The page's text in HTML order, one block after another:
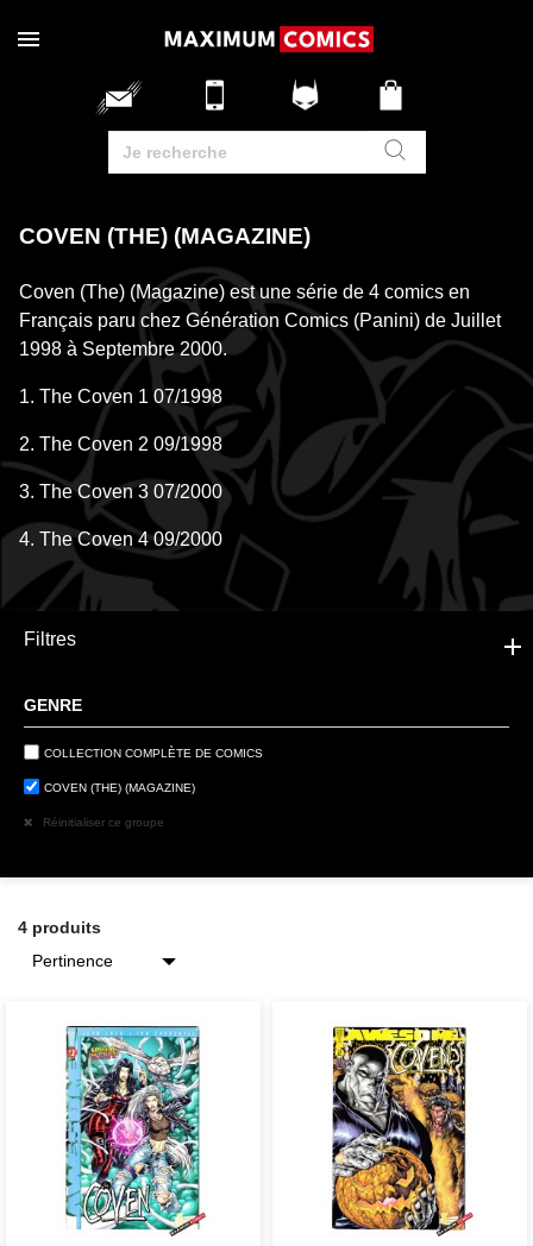
COVEN (THE) (MAGAZINE)
Coven (The) (Magazine) est une série de 4 comics en
Français paru chez Génération Comics (Panini) de Juillet
1998 à Septembre 2000.
1. The Coven 1 07/1998
2. The Coven 2 09/1998
3. The Coven 3 07/2000
4. The Coven 4 09/2000
Filtres
GENRE
COLLECTION COMPLÈTE DE COMICS
COVEN (THE) (MAGAZINE)
Réinitialiser ce groupe
4 produits